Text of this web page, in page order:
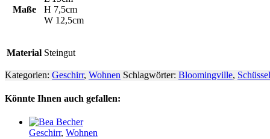
Maße
H 7,5cm
W 12,5cm
Material Steingut
Kategorien: Geschirr, Wohnen Schlagwörter: Bloomingville, Schüssel
Könnte Ihnen auch gefallen:
Geschirr, Wohnen